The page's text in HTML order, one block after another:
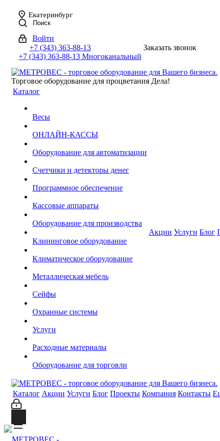
Екатеринбург
Поиск
Войти
+7 (343) 363-88-13
+7 (343) 363-88-13 Многоканальный
Заказать звонок
Торговое оборудование для процветания Дела!
Каталог
Весы
ОНЛАЙН-КАССЫ
Оборудование для автоматизации
Счетчики и детекторы денег
Программное обеспечение
Кассовые аппараты
Оборудование для производства
Клининговое оборудование
Климатическое оборудование
Металлическая мебель
Сейфы
Охранные системы
Услуги
Расходные материалы
Оборудование для торговли
Акции Услуги Блог
Каталог Акции Услуги Блог Проекты Компания Контакты